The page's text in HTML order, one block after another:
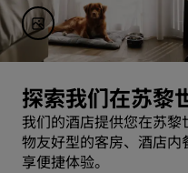
探索我们在苏黎
我们的酒店提供您在苏
物友好型的客房、酒店
享便捷体验。